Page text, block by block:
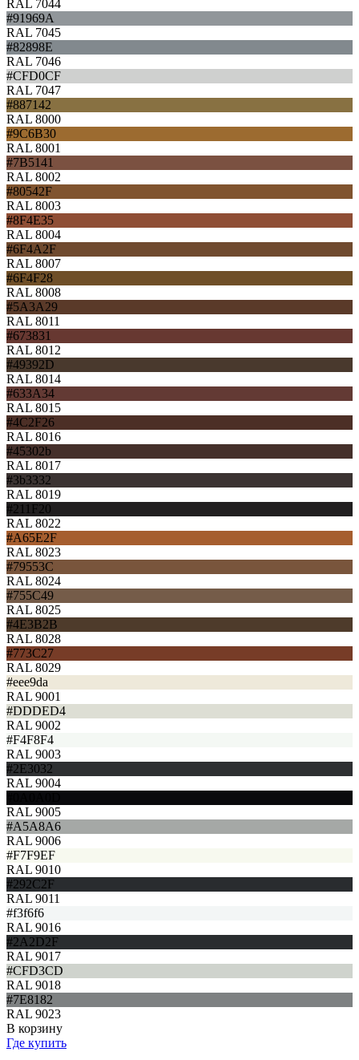
RAL 7044
#91969A
RAL 7045
#82898E
RAL 7046
#CFD0CF
RAL 7047
#887142
RAL 8000
#9C6B30
RAL 8001
#7B5141
RAL 8002
#80542F
RAL 8003
#8F4E35
RAL 8004
#6F4A2F
RAL 8007
#6F4F28
RAL 8008
#5A3A29
RAL 8011
#673831
RAL 8012
#49392D
RAL 8014
#633A34
RAL 8015
#4C2F26
RAL 8016
#45302b
RAL 8017
#3b3332
RAL 8019
#211F20
RAL 8022
#A65E2F
RAL 8023
#79553C
RAL 8024
#755C49
RAL 8025
#4E3B2B
RAL 8028
#773C27
RAL 8029
#eee9da
RAL 9001
#DDDED4
RAL 9002
#F4F8F4
RAL 9003
#2E3032
RAL 9004
RAL 9005
#A5A8A6
RAL 9006
#F7F9EF
RAL 9010
#292C2F
RAL 9011
#f3f6f6
RAL 9016
#2A2D2F
RAL 9017
#CFD3CD
RAL 9018
#7E8182
RAL 9023
В корзину
Где купить